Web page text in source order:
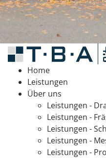
Home
Leistungen
Über uns
Leistungen -
Leistungen -
Leistungen -
Leistungen -
Leistungen -